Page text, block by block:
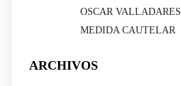
OSCAR VALLADARES
MEDIDA CAUTELAR
ARCHIVOS